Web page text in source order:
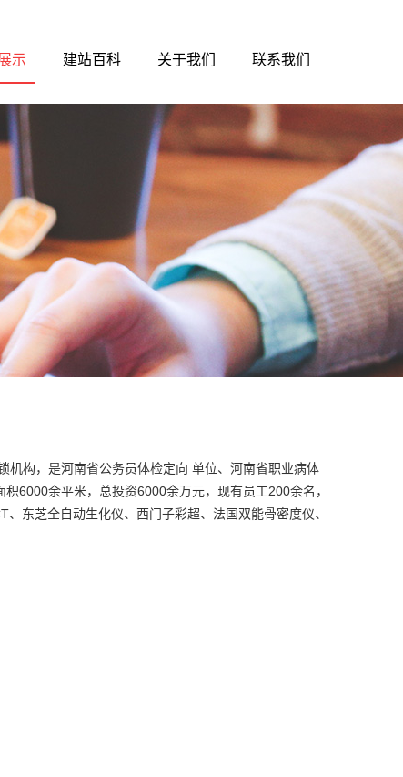
示 建站百科 关于我们 联系我们
机构，是河南省公务员体检定向 单位、河南省职业病体
6000余平米，总投资6000余万元，现有员工200余名，
东芝全自动生化仪、西门子彩超、法国双能骨密度仪、